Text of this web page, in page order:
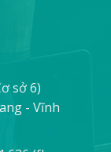
sở 6)
- Vĩnh